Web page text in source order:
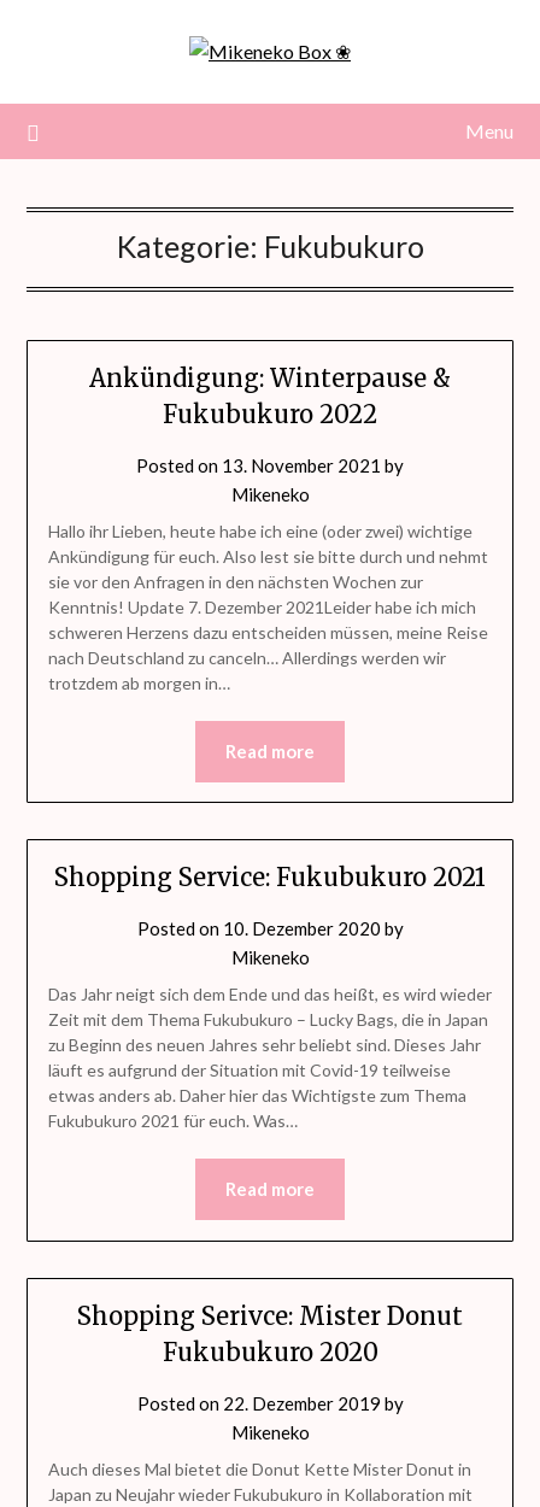
Menu
Kategorie: Fukubukuro
Ankündigung: Winterpause &
Fukubukuro 2022
Posted on 13. November 2021 by
Mikeneko
Hallo ihr Lieben, heute habe ich eine (oder zwei) wichtige
Ankündigung für euch. Also lest sie bitte durch und nehmt
sie vor den Anfragen in den nächsten Wochen zur
Kenntnis! Update 7. Dezember 2021Leider habe ich mich
schweren Herzens dazu entscheiden müssen, meine Reise
nach Deutschland zu canceln… Allerdings werden wir
trotzdem ab morgen in…
Read more
Shopping Service: Fukubukuro 2021
Posted on 10. Dezember 2020 by
Mikeneko
Das Jahr neigt sich dem Ende und das heißt, es wird wieder
Zeit mit dem Thema Fukubukuro – Lucky Bags, die in Japan
zu Beginn des neuen Jahres sehr beliebt sind. Dieses Jahr
läuft es aufgrund der Situation mit Covid-19 teilweise
etwas anders ab. Daher hier das Wichtigste zum Thema
Fukubukuro 2021 für euch. Was…
Read more
Shopping Serivce: Mister Donut
Fukubukuro 2020
Posted on 22. Dezember 2019 by
Mikeneko
Auch dieses Mal bietet die Donut Kette Mister Donut in
Japan zu Neujahr wieder Fukubukuro in Kollaboration mit